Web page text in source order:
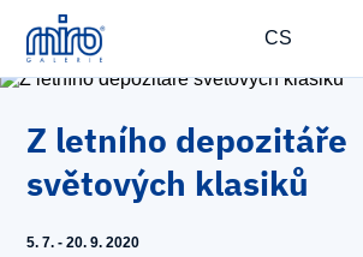
CS
Z letního depozitáře
světových klasiků
5. 7. - 20. 9. 2020